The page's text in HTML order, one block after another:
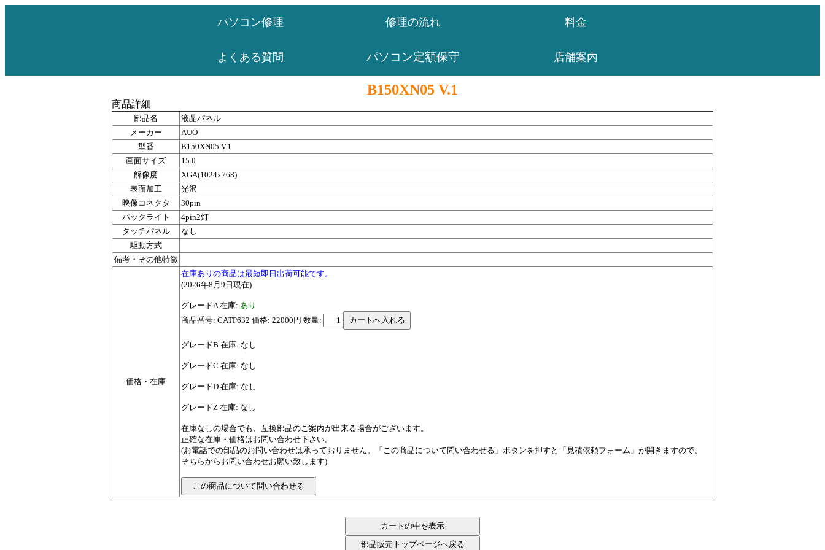
パソコン修理 修理の流れ 料金
よくある質問 パソコン定額保守 店舗案内
B150XN05 V.1
商品詳細
部品名
液晶パネル
メーカー
AUO
型番
B150XN05 V.1
画面サイズ
15.0
解像度
XGA(1024x768)
表面加工
光沢
映像コネクタ
30pin
バックライト
4pin2灯
タッチパネル
なし
駆動方式
備考・その他特徴
価格・在庫
在庫ありの商品は最短即日出荷可能です。
(2026年8月9日現在)
グレードA 在庫: あり
商品番号: CATP632 価格: 22000円 数量:
グレードB 在庫: なし
グレードC 在庫: なし
グレードD 在庫: なし
グレードZ 在庫: なし
在庫なしの場合でも、互換部品のご案内が出来る場合がございます。
正確な在庫・価格はお問い合わせ下さい。
(お電話での部品のお問い合わせは承っておりません。「この商品について問い合わせる」ボタンを押すと「見積依頼フォーム」が開きますので、
そちらからお問い合わせお願い致します)